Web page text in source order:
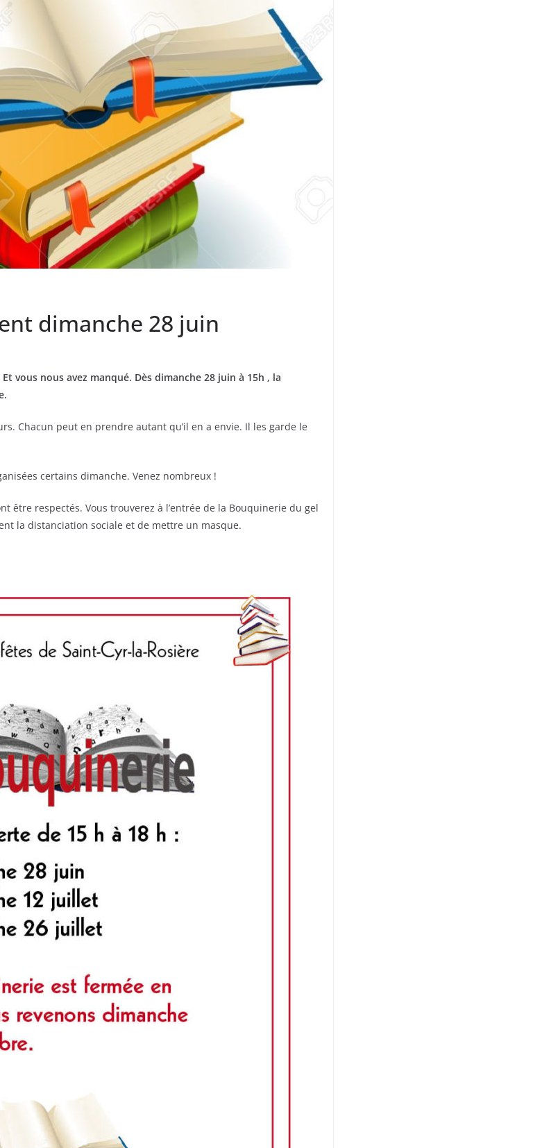
dimanche 28 juin
vous nous avez manqué. Dès dimanche 28 juin à 15h , la
Chacun peut en prendre autant qu’il en a envie. Il les garde le
certains dimanche. Venez nombreux !
être respectés. Vous trouverez à l’entrée de la Bouquinerie du gel
la distanciation sociale et de mettre un masque.